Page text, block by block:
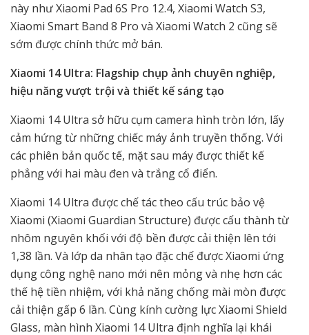
này như Xiaomi Pad 6S Pro 12.4, Xiaomi Watch S3,
Xiaomi Smart Band 8 Pro và Xiaomi Watch 2 cũng sẽ
sớm được chính thức mở bán.
Xiaomi 14 Ultra: Flagship chụp ảnh chuyên nghiệp,
hiệu năng vượt trội và thiết kế sáng tạo
Xiaomi 14 Ultra sở hữu cụm camera hình tròn lớn, lấy
cảm hứng từ những chiếc máy ảnh truyền thống. Với
các phiên bản quốc tế, mặt sau máy được thiết kế
phẳng với hai màu đen và trắng cổ điển.
Xiaomi 14 Ultra được chế tác theo cấu trúc bảo vệ
Xiaomi (Xiaomi Guardian Structure) được cấu thành từ
nhôm nguyên khối với độ bền được cải thiện lên tới
1,38 lần. Và lớp da nhân tạo đặc chế được Xiaomi ứng
dụng công nghệ nano mới nên mỏng và nhẹ hơn các
thế hệ tiền nhiệm, với khả năng chống mài mòn được
cải thiện gấp 6 lần. Cùng kính cường lực Xiaomi Shield
Glass, màn hình Xiaomi 14 Ultra định nghĩa lại khái